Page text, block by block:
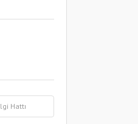
Hattı